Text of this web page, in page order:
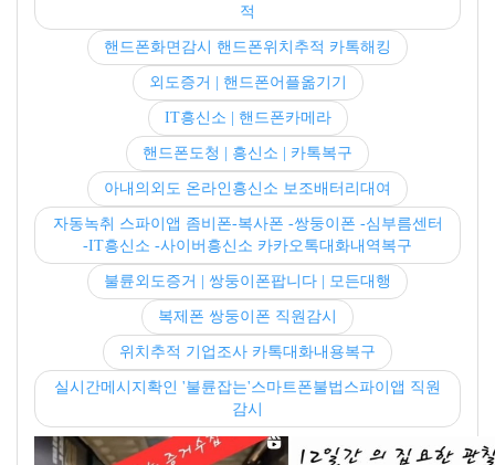
적
핸드폰화면감시 핸드폰위치추적 카톡해킹
외도증거 | 핸드폰어플옮기기
IT흥신소 | 핸드폰카메라
핸드폰도청 | 흥신소 | 카톡복구
아내의외도 온라인흥신소 보조배터리대여
자동녹취 스파이앱 좀비폰-복사폰 -쌍둥이폰 -심부름센터
-IT흥신소 -사이버흥신소 카카오톡대화내역복구
불륜외도증거 | 쌍둥이폰팝니다 | 모든대행
복제폰 쌍둥이폰 직원감시
위치추적 기업조사 카톡대화내용복구
실시간메시지확인 '불륜잡는'스마트폰불법스파이앱 직원
감시